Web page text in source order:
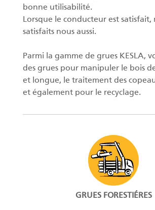
bonne utilisabilité.
Lorsque le conducteur est satisfait,
satisfaits nous aussi.
Parmi la gamme de grues KESLA,
des grues pour manipuler le bois
et longue, le traitement des
et également pour le recyclage.
GRUES FORESTIÉRES